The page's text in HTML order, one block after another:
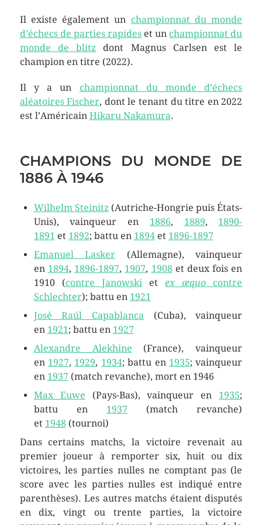
Il existe également un championnat du monde
d’échecs de parties rapideset un championnat du
monde de blitz dont Magnus Carlsen est le
champion en titre (2022).
Il y a un championnat du monde d’échecs
aléatoires Fischer, dont le tenant du titre en 2022
est l’Américain Hikaru Nakamura.
CHAMPIONS DU MONDE DE
1886 À 1946
Wilhelm Steinitz(Autriche-Hongrie puis États-
Unis), vainqueur en 1886, 1889, 1890-
1891 et 1892; battu en 1894et 1896-1897
Emanuel Lasker (Allemagne), vainqueur
en 1894, 1896-1897, 1907, 1908et deux fois en
1910 (contre Janowski etex æquo contre
Schlechter); battu en 1921
José Raúl Capablanca (Cuba), vainqueur
en 1921 ; battu en 1927
Alexandre Alekhine (France), vainqueur
en 1927, 1929, 1934; battu en 1935; vainqueur
en 1937 (match revanche), mort en 1946
Max Euwe (Pays-Bas), vainqueur en 1935;
battu en 1937 (match revanche)
et 1948(tournoi)
Dans certains matchs, la victoire revenait au
premier joueur à remporter six, huit ou dix
victoires, les parties nulles ne comptant pas (le
score avec les parties nulles est indiqué entre
parenthèses). Les autres matchs étaient disputés
en dix, vingt ou trente parties, la victoire